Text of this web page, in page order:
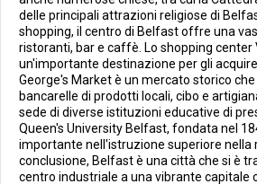
delle principali attrazioni religiose di
shopping, il centro di Belfast offre una
ristoranti, bar e caffè. Lo shopping center
un'importante destinazione per gli
George's Market è un mercato storico
bancarelle di prodotti locali, cibo e
sede di diverse istituzioni educative di
Queen's University Belfast, fondata nel
importante nell'istruzione superiore nella
conclusione, Belfast è una città che si è
centro industriale a una vibrante capitale